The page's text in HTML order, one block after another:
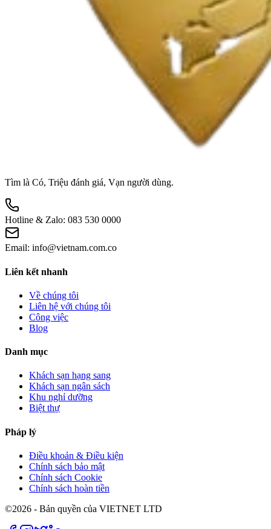
Tìm là Có, Triệu đánh giá, Vạn người dùng.
Hotline & Zalo: 083 530 0000
Email: info@vietnam.com.co
Liên kết nhanh
Về chúng tôi
Liên hệ với chúng tôi
Công việc
Blog
Danh mục
Khách sạn hạng sang
Khách sạn ngân sách
Khu nghỉ dưỡng
Biệt thự
Pháp lý
Điều khoản & Điều kiện
Chính sách bảo mật
Chính sách Cookie
Chính sách hoàn tiền
©2026 - Bản quyền của VIETNET LTD